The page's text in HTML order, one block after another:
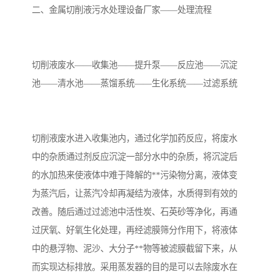
二、金属切削液污水处理设备厂家——处理流程
切削液废水——收集池——提升泵——反应池——沉淀
池——清水池——蒸馏系统——生化系统——过滤系统
切削液废水进入收集池内，通过化学加药反应，将废水
中的杂质通过剂反应沉淀一部分水中的杂质，将沉淀后
的水加热来使液体中难于降解的**污染物分离，液体变
为蒸汽后，让蒸汽冷却再凝结为液体，水质得到有效的
改善。随后通过过滤池中活性炭、石英砂等净化，再通
过厌氧、好氧生化处理，再经滤膜筛分作用下，将液体
中的悬浮物、泥沙、大分子**物等被滤膜截留下来，从
而实现达标排放。采用蒸发器的目的是可以去除废水在
备
成套生活污水处理设备 小型污水处理设备
金属配件洗涤污水处理设 小型一体化污水处理设备
接触式一体化污水处理设 化粪池一体化污水处理设
淀粉污水处理设备 塑料污水处理设备
净水设备反渗透 奶制品加工污水处理设备
喷漆污水处理设备 污水处理设备设备生产厂